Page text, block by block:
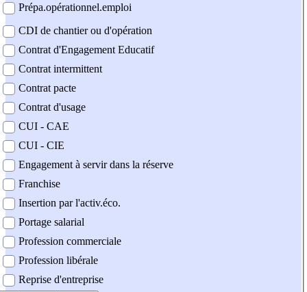
Prépa.opérationnel.emploi
CDI de chantier ou d'opération
Contrat d'Engagement Educatif
Contrat intermittent
Contrat pacte
Contrat d'usage
CUI - CAE
CUI - CIE
Engagement à servir dans la réserve
Franchise
Insertion par l'activ.éco.
Portage salarial
Profession commerciale
Profession libérale
Reprise d'entreprise